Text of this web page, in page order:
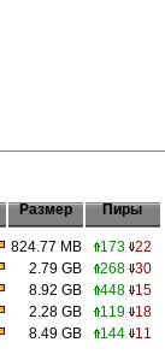
Размер Пиры
824.77 MB 173 22
2.79 GB 268 30
8.92 GB 448 15
2.28 GB 119 18
8.49 GB 144 11